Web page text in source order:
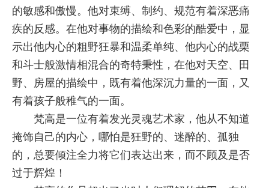
的敏感和傲慢。他对束缚、制约、规范有着深恶痛
疾的反感。在他对事物的描绘和色彩的酷爱中，显
示出他内心的粗野狂暴和温柔单纯、他内心的战栗
和斗士般激情相混合的奇特秉性，在他对天空、田
野、房屋的描绘中，既有着他深沉力量的一面，又
有着孩子般稚气的一面。
梵高是一位有着发光灵魂艺术家，他从不知道
掩饰自己的内心，哪怕是狂野的、迷醉的、孤独
的，总要倾注全力将它们表达出来，而不顾及是否
过于辉煌！